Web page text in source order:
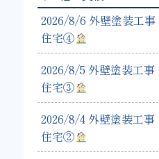
2026/8/6 外壁塗装工
住宅④
2026/8/5 外壁塗装工
住宅③
2026/8/4 外壁塗装工
住宅②